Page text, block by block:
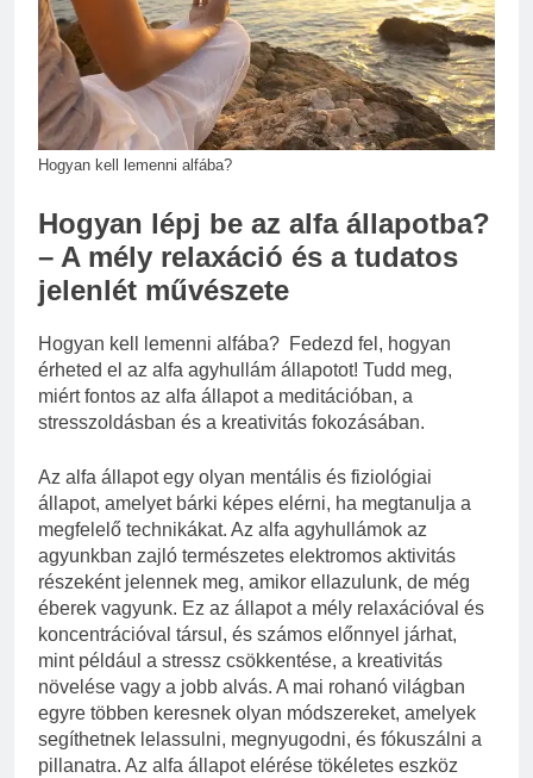
Miért kell gőz fölött felverni
a tojásfehérjét?
3 Nap Ezelőtt
Hogyan kell lemenni alfába?
Hogyan lépj be az alfa állapotba?
– A mély relaxáció és a tudatos
jelenlét művészete
Hogyan kell lemenni alfába? Fedezd fel, hogyan
érheted el az alfa agyhullám állapotot! Tudd meg,
miért fontos az alfa állapot a meditációban, a
stresszoldásban és a kreativitás fokozásában.
Az alfa állapot egy olyan mentális és fiziológiai
állapot, amelyet bárki képes elérni, ha megtanulja a
megfelelő technikákat. Az alfa agyhullámok az
agyunkban zajló természetes elektromos aktivitás
részeként jelennek meg, amikor ellazulunk, de még
éberek vagyunk. Ez az állapot a mély relaxációval és
koncentrációval társul, és számos előnnyel járhat,
mint például a stressz csökkentése, a kreativitás
növelése vagy a jobb alvás. A mai rohanó világban
egyre többen keresnek olyan módszereket, amelyek
segíthetnek lelassulni, megnyugodni, és fókuszálni a
pillanatra. Az alfa állapot elérése tökéletes eszköz